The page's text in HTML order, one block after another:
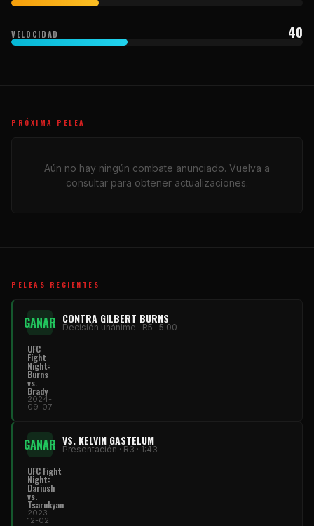
VELOCIDAD 40
PRÓXIMA PELEA
Aún no hay ningún combate anunciado. Vuelva a
consultar para obtener actualizaciones.
PELEAS RECIENTES
GANAR CONTRA GILBERT BURNS
Decisión unánime · R5 · 5:00
UFC
Fight
Night:
Burns
vs.
Brady
2024-
09-07
GANAR VS. KELVIN GASTELUM
Presentación · R3 · 1:43
UFC Fight
Night:
Dariush
vs.
Tsarukyan
2023-
12-02